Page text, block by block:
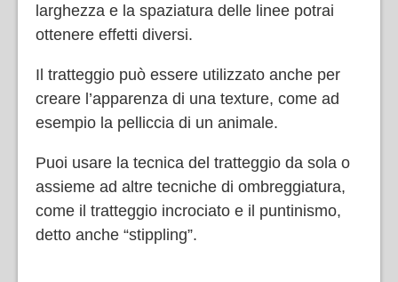
larghezza e la spaziatura delle linee potrai
ottenere effetti diversi.
Il tratteggio può essere utilizzato anche per
creare l’apparenza di una texture, come ad
esempio la pelliccia di un animale.
Puoi usare la tecnica del tratteggio da sola o
assieme ad altre tecniche di ombreggiatura,
come il tratteggio incrociato e il puntinismo,
detto anche “stippling”.